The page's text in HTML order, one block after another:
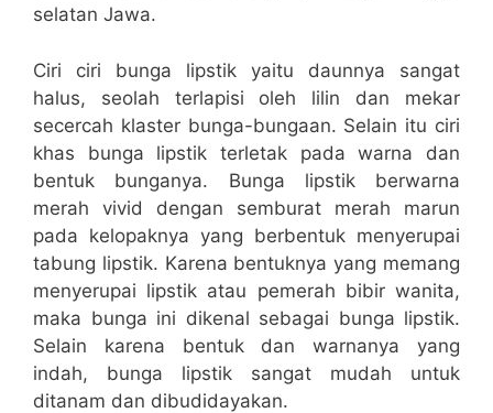
selatan Jawa.
Ciri ciri bunga lipstik yaitu daunnya sangat
halus, seolah terlapisi oleh lilin dan mekar
secercah klaster bunga-bungaan. Selain itu ciri
khas bunga lipstik terletak pada warna dan
bentuk bunganya. Bunga lipstik berwarna
merah vivid dengan semburat merah marun
pada kelopaknya yang berbentuk menyerupai
tabung lipstik. Karena bentuknya yang memang
menyerupai lipstik atau pemerah bibir wanita,
maka bunga ini dikenal sebagai bunga lipstik.
Selain karena bentuk dan warnanya yang
indah, bunga lipstik sangat mudah untuk
ditanam dan dibudidayakan.